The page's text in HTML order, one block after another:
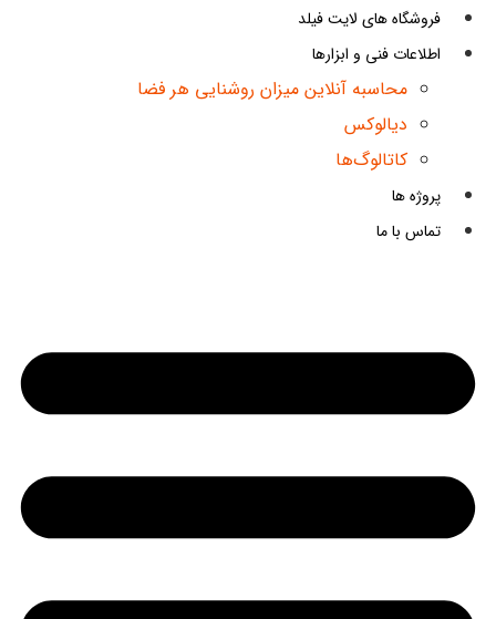
فروشگاه های لایت فیلد
اطلاعات فنی و ابزارها
محاسبه آنلاین میزان روشنایی هر فضا
دیالوکس
کاتالوگ‌ها
پروژه ها
تماس با ما